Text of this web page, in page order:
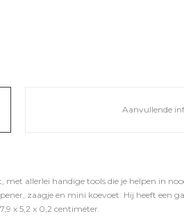
Aanvullende
allerlei handige tools die je helpen in
zaagje en mini koevoet. Hij heeft een
x 5,2 x 0,2 centimeter.